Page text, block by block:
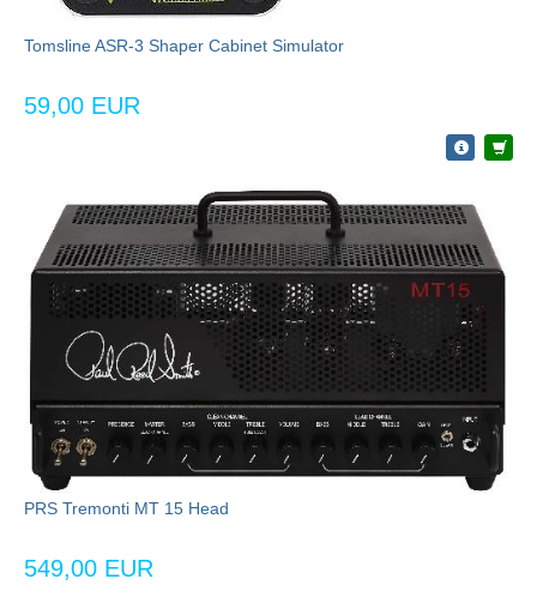
Tomsline ASR-3 Shaper Cabinet Simulator
59,00 EUR
PRS Tremonti MT 15 Head
549,00 EUR